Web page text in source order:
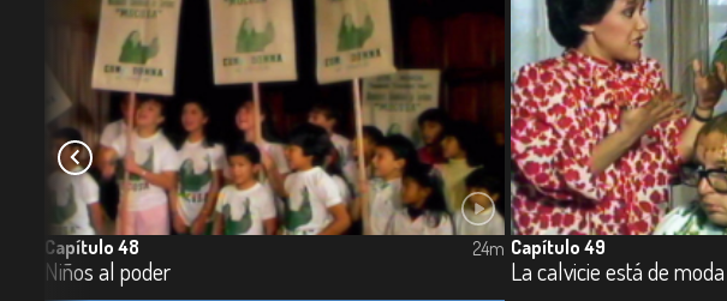
Capítulo 48
Niños al poder
24m Capítulo 49
La calvicie está de moda